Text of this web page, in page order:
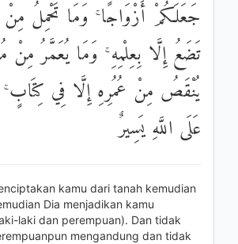
جَعَلَكُمْ أَزْوَاجًا ۚ وَمَا تَحْمِلُ مِنْ
تَضَعُ إِلَّا بِعِلْمِهِ ۚ وَمَا يُعَمَّرُ مِنْ
يُنْقَصُ مِنْ عُمُرِهِ إِلَّا فِي
عَلَى اللَّهِ يَسِيرٌ
kamu dari tanah kemudian
Dia menjadikan kamu
laki dan perempuan). Dan tidak
mengandung dan tidak